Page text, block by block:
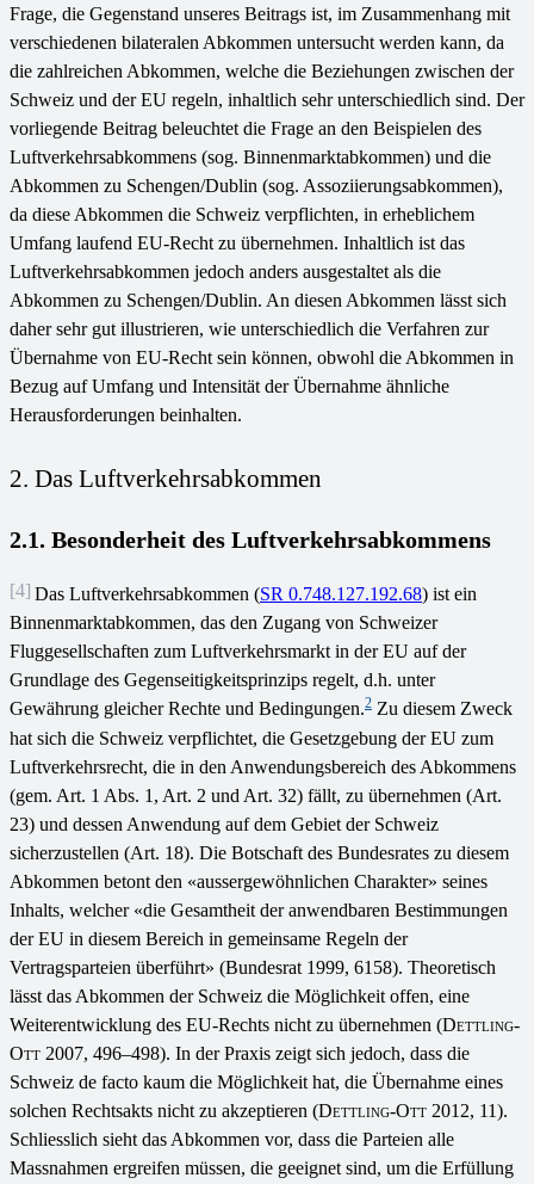
Frage, die Gegenstand unseres Beitrags ist, im Zusammenhang mit
verschiedenen bilateralen Abkommen untersucht werden kann, da
die zahlreichen Abkommen, welche die Beziehungen zwischen der
Schweiz und der EU regeln, inhaltlich sehr unterschiedlich sind. Der
vorliegende Beitrag beleuchtet die Frage an den Beispielen des
Luftverkehrsabkommens (sog. Binnenmarktabkommen) und die
Abkommen zu Schengen/Dublin (sog. Assoziierungsabkommen),
da diese Abkommen die Schweiz verpflichten, in erheblichem
Umfang laufend EU-Recht zu übernehmen. Inhaltlich ist das
Luftverkehrsabkommen jedoch anders ausgestaltet als die
Abkommen zu Schengen/Dublin. An diesen Abkommen lässt sich
daher sehr gut illustrieren, wie unterschiedlich die Verfahren zur
Übernahme von EU-Recht sein können, obwohl die Abkommen in
Bezug auf Umfang und Intensität der Übernahme ähnliche
Herausforderungen beinhalten.
2. Das Luftverkehrsabkommen
2.1. Besonderheit des Luftverkehrsabkommens
[4] Das Luftverkehrsabkommen (SR 0.748.127.192.68) ist ein
Binnenmarktabkommen, das den Zugang von Schweizer
Fluggesellschaften zum Luftverkehrsmarkt in der EU auf der
Grundlage des Gegenseitigkeitsprinzips regelt, d.h. unter
Gewährung gleicher Rechte und Bedingungen.2 Zu diesem Zweck
hat sich die Schweiz verpflichtet, die Gesetzgebung der EU zum
Luftverkehrsrecht, die in den Anwendungsbereich des Abkommens
(gem. Art. 1 Abs. 1, Art. 2 und Art. 32) fällt, zu übernehmen (Art.
23) und dessen Anwendung auf dem Gebiet der Schweiz
sicherzustellen (Art. 18). Die Botschaft des Bundesrates zu diesem
Abkommen betont den «aussergewöhnlichen Charakter» seines
Inhalts, welcher «die Gesamtheit der anwendbaren Bestimmungen
der EU in diesem Bereich in gemeinsame Regeln der
Vertragsparteien überführt» (Bundesrat 1999, 6158). Theoretisch
lässt das Abkommen der Schweiz die Möglichkeit offen, eine
Weiterentwicklung des EU-Rechts nicht zu übernehmen (Dettling-
Ott 2007, 496–498). In der Praxis zeigt sich jedoch, dass die
Schweiz de facto kaum die Möglichkeit hat, die Übernahme eines
solchen Rechtsakts nicht zu akzeptieren (Dettling-Ott 2012, 11).
Schliesslich sieht das Abkommen vor, dass die Parteien alle
Massnahmen ergreifen müssen, die geeignet sind, um die Erfüllung